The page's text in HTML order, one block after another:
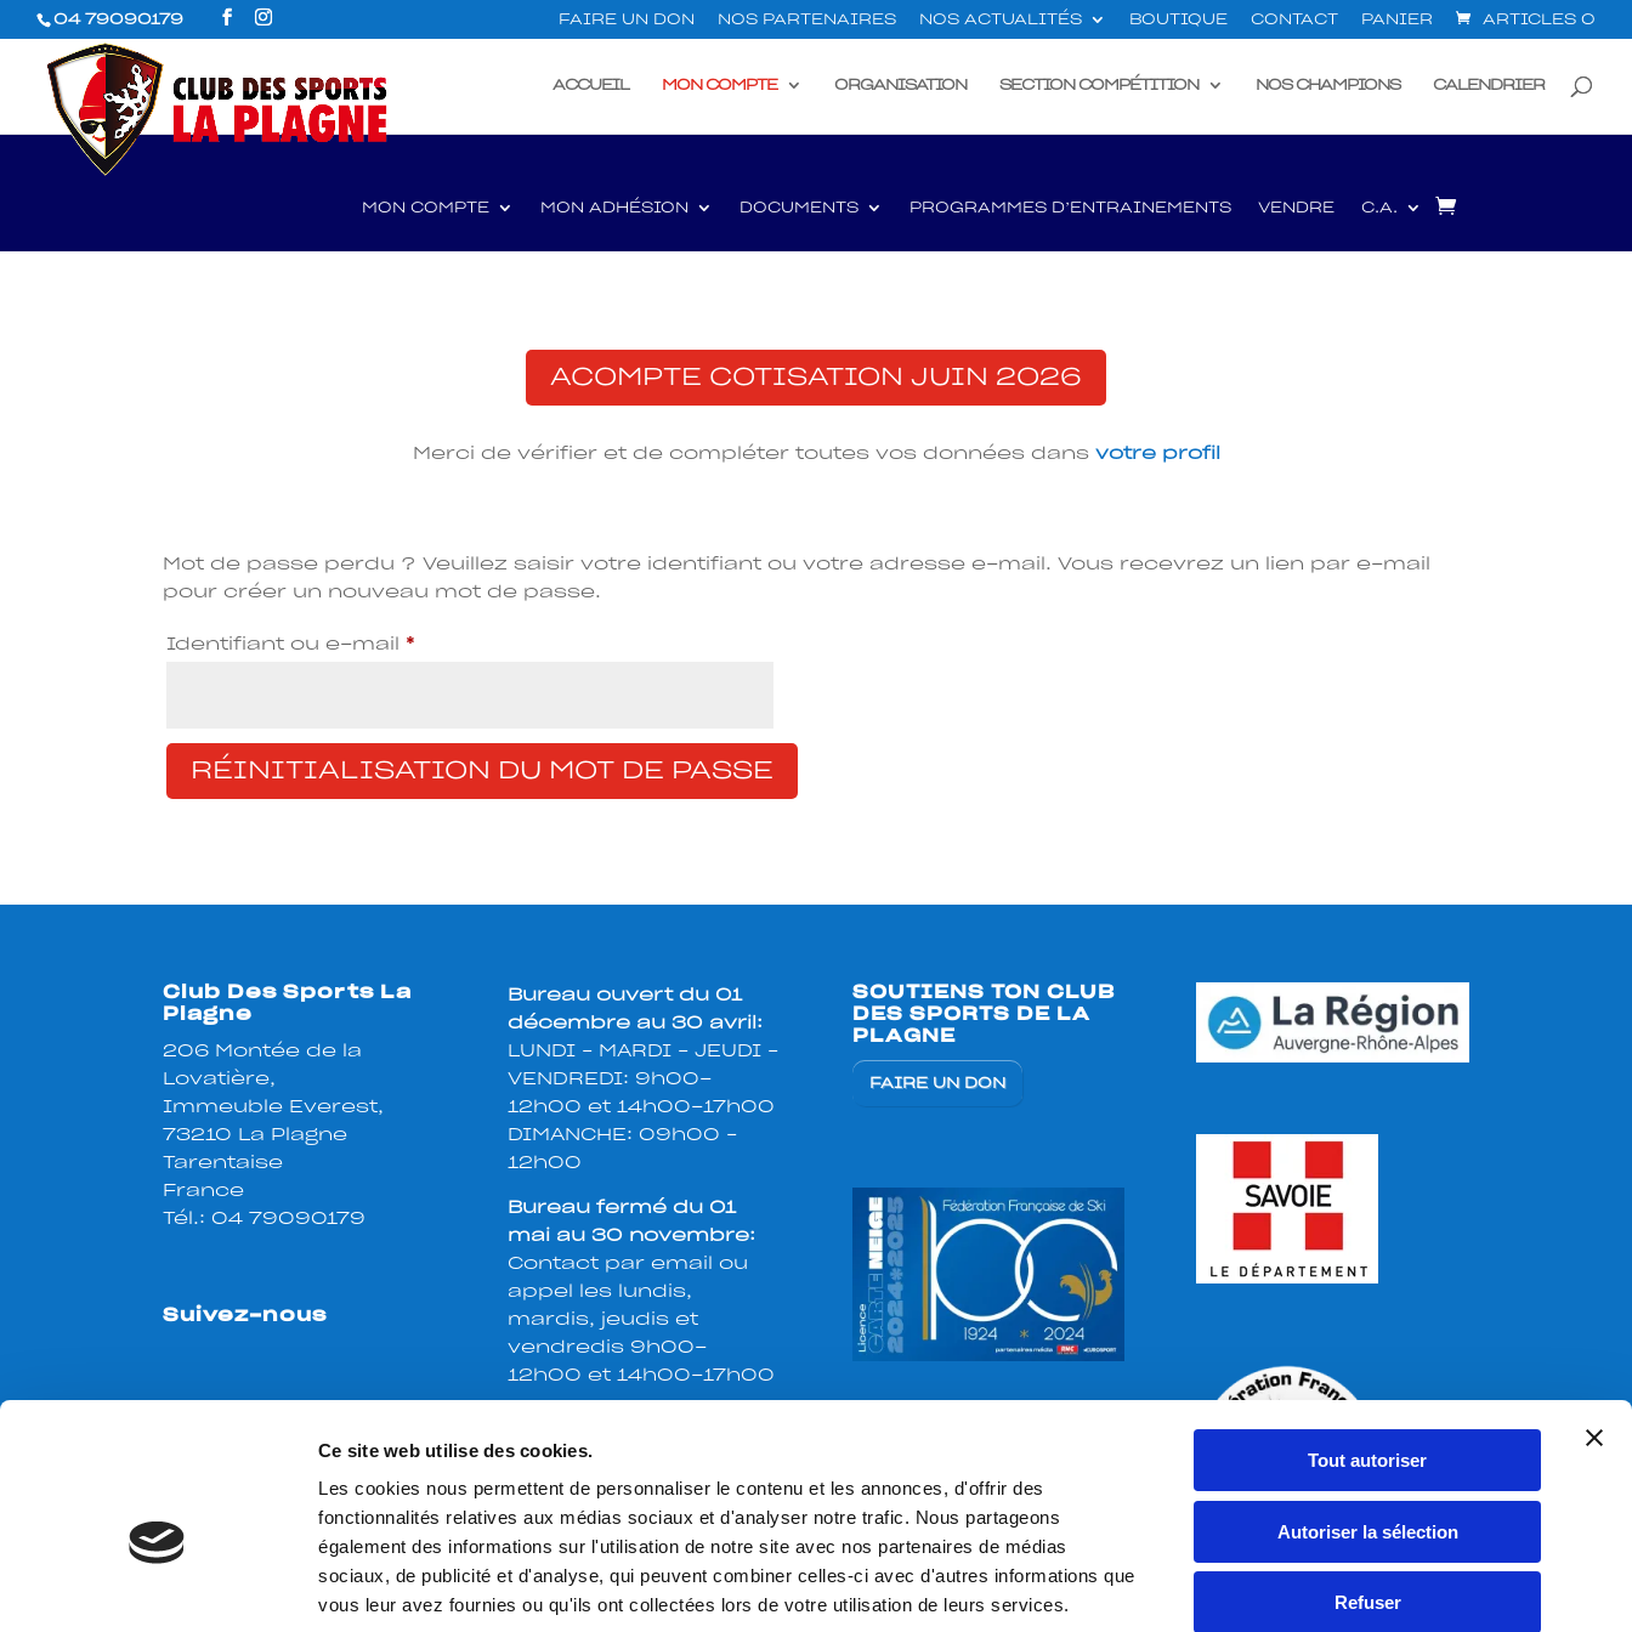
Ce site web utilise des cookies.
Les cookies nous permettent de personnaliser le contenu et les annonces, d'offrir des
fonctionnalités relatives aux médias sociaux et d'analyser notre trafic. Nous partageons
également des informations sur l'utilisation de notre site avec nos partenaires de médias
sociaux, de publicité et d'analyse, qui peuvent combiner celles-ci avec d'autres informations que
vous leur avez fournies ou qu'ils ont collectées lors de votre utilisation de leurs services.
Tout autoriser
Autoriser la sélection
Refuser
04 79090179 FAIRE UN DON NOS PARTENAIRES NOS ACTUALITÉS BOUTIQUE CONTACT PANIER ARTICLES 0
ACCUEIL MON COMPTE ORGANISATION SECTION COMPÉTITION NOS CHAMPIONS CALENDRIER
MON COMPTE MON ADHÉSION DOCUMENTS PROGRAMMES D’ENTRAINEMENTS VENDRE C.A.
ACOMPTE COTISATION JUIN 2026
Merci de vérifier et de compléter toutes vos données dans votre profil
Mot de passe perdu ? Veuillez saisir votre identifiant ou votre adresse e-mail. Vous recevrez un lien par e-mail
pour créer un nouveau mot de passe.
Identifiant ou e-mail *Obligatoire
RÉINITIALISATION DU MOT DE PASSE
Club Des Sports La
Plagne
206 Montée de la
Lovatière,
Immeuble Everest,
73210 La Plagne
Tarentaise
France
Tél.: 04 79090179
Suivez-nous
Bureau ouvert du 01
décembre au 30 avril:
LUNDI – MARDI – JEUDI –
VENDREDI: 9h00-
12h00 et 14h00-17h00
DIMANCHE: 09h00 –
12h00
Bureau fermé du 01
mai au 30 novembre:
Contact par email ou
appel les lundis,
mardis, jeudis et
vendredis 9h00-
12h00 et 14h00-17h00
SOUTIENS TON CLUB
DES SPORTS DE LA
PLAGNE
FAIRE UN DON